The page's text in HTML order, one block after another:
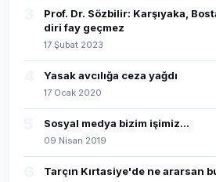
Prof. Dr. Sözbilir: Karşıyaka,
diri fay geçmez
17 Şubat 2023
Yasak avcılığa ceza yağdı
17 Ocak 2020
Sosyal medya bizim işimiz...
09 Nisan 2019
Tarçın Kırtasiye'de ne ararsan